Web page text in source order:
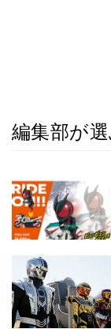
編集部が